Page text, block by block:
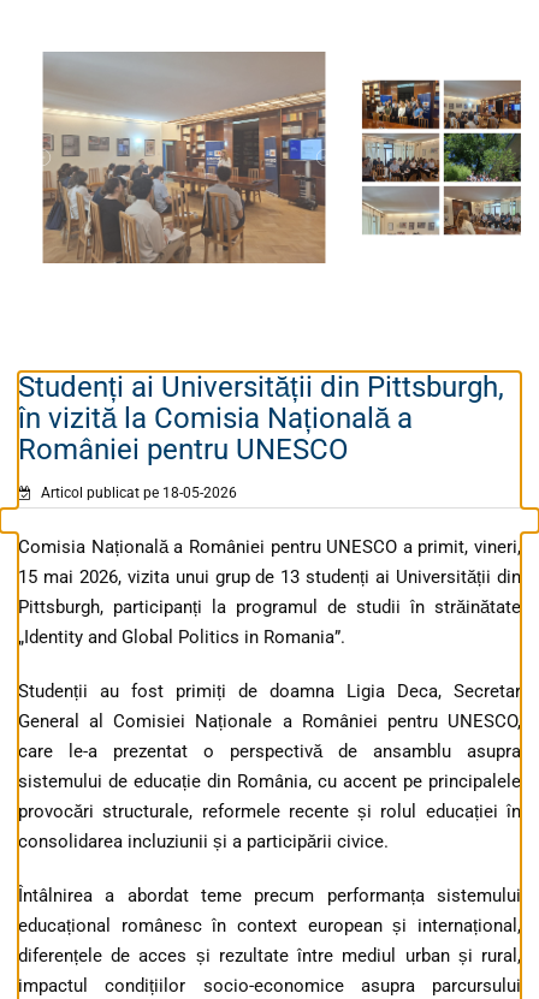
Studenți ai Universității din Pittsburgh,
în vizită la Comisia Națională a
României pentru UNESCO
Articol publicat pe 18-05-2026
Comisia Națională a României pentru UNESCO a primit, vineri,
15 mai 2026, vizita unui grup de 13 studenți ai Universității din
Pittsburgh, participanți la programul de studii în străinătate
„Identity and Global Politics in Romania”.
Studenții au fost primiți de doamna Ligia Deca, Secretar
General al Comisiei Naționale a României pentru UNESCO,
care le-a prezentat o perspectivă de ansamblu asupra
sistemului de educație din România, cu accent pe principalele
provocări structurale, reformele recente și rolul educației în
consolidarea incluziunii și a participării civice.
Întâlnirea a abordat teme precum performanța sistemului
educațional românesc în context european și internațional,
diferențele de acces și rezultate între mediul urban și rural,
impactul condițiilor socio-economice asupra parcursului